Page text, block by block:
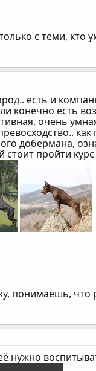
с теми, кто
есть и
конечно есть
очень
добермана,
стоит пройти
понимаешь, что
нужно